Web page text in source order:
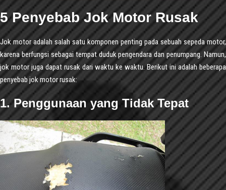
5 Penyebab Jok Motor Rusak
Jok motor adalah salah satu komponen penting pada sebuah sepeda motor,
karena berfungsi sebagai tempat duduk pengendara dan penumpang. Namun,
jok motor juga dapat rusak dari waktu ke waktu. Berikut ini adalah beberapa
penyebab jok motor rusak:
1. Penggunaan yang Tidak Tepat